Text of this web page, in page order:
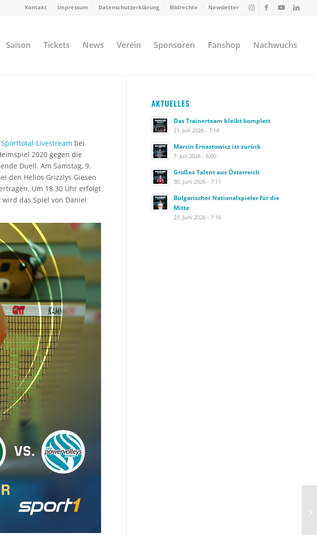
Kontakt Impressum Datenschutzerklärung Bildrechte Newsletter
Saison Tickets News Verein Sponsoren Fanshop Nachwuchs
Sporttotal-Livestream bei
2020 gegen die
Duell. Am Samstag, 9.
den Helios Grizzlys Giesen
Um 18.30 Uhr erfolgt
das Spiel von Daniel
AKTUELLES
Das Trainerteam bleibt komplett
21. Juli 2026 - 7:14
Marcin Ernastowicz ist zurück
7. Juli 2026 - 6:00
Großes Talent aus Österreich
30. Juni 2026 - 7:11
Bulgarischer Nationalspieler für die
Mitte
23. Juni 2026 - 7:16